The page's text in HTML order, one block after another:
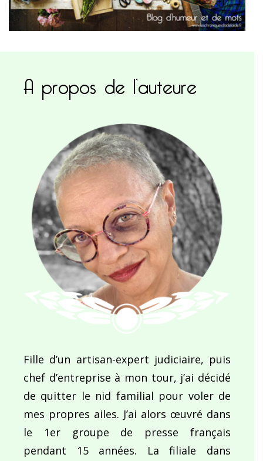
A propos de l’auteure
Fille d’un artisan-expert judiciaire, puis
chef d’entreprise à mon tour, j’ai décidé
de quitter le nid familial pour voler de
mes propres ailes. J’ai alors œuvré dans
le 1er groupe de presse français
pendant 15 années. La filiale dans